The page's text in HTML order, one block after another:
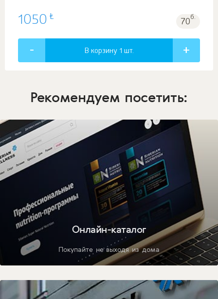
1050 ₺ 70б.
В корзину 1 шт.
Рекомендуем посетить:
Онлайн-каталог
Покупайте не выходя из дома